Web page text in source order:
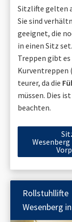
Sitzlifte gelten
Sie sind
geeignet, die
in einen Sitz
Treppen gibt es
Kurventreppen
teurer, da die
müssen. Dies
beachten.
Rollstuhllifte
Wesenberg